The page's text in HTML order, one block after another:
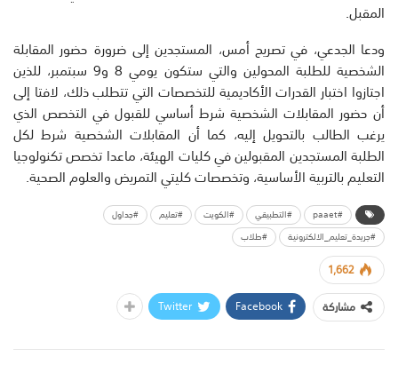
المقبل.
ودعا الجدعي، في تصريح أمس، المستجدين إلى ضرورة حضور المقابلة
الشخصية للطلبة المحولين والتي ستكون يومي 8 و9 سبتمبر، للذين
اجتازوا اختبار القدرات الأكاديمية للتخصصات التي تتطلب ذلك، لافتا إلى
أن حضور المقابلات الشخصية شرط أساسي للقبول في التخصص الذي
يرغب الطالب بالتحويل إليه، كما أن المقابلات الشخصية شرط لكل
الطلبة المستجدين المقبولين في كليات الهيئة، ماعدا تخصص تكنولوجيا
التعليم بالتربية الأساسية، وتخصصات كليتي التمريض والعلوم الصحية.
#paaet #التطبيقي #الكويت #تعليم
#جداول
#جريدة_تعليم_الالكترونية
#طلاب
1,662
مشاركة
Facebook
Twitter